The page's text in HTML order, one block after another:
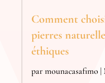
Comment
pierres
éthiques
parmounacasafimo |